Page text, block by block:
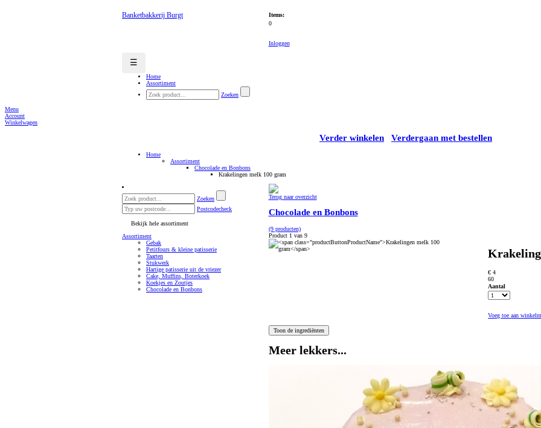
Banketbakkerij Burgt
Items:
0
Inloggen
☰
Home
Assortiment
Zoeken
Menu
Account
Winkelwagen
Verder winkelen Verdergaan met bestellen
Home
Assortiment
Chocolade en Bonbons
Krakelingen melk 100 gram
Zoeken
Postcodecheck
Bekijk hele assortiment
Assortiment
Gebak
Petitfours & kleine patisserie
Taarten
Stukwerk
Hartige patisserie uit de vriezer
Cake, Muffins, Boterkoek
Koekjes en Zoutjes
Chocolade en Bonbons
Terug naar overzicht
Chocolade en Bonbons
(9 producten)
Product 1 van 9
€ 4
60
Aantal
Voeg toe aan
Meer lekkers...